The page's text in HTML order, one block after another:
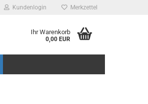
Kundenlogin Merkzettel
Ihr Warenkorb
0,00 EUR